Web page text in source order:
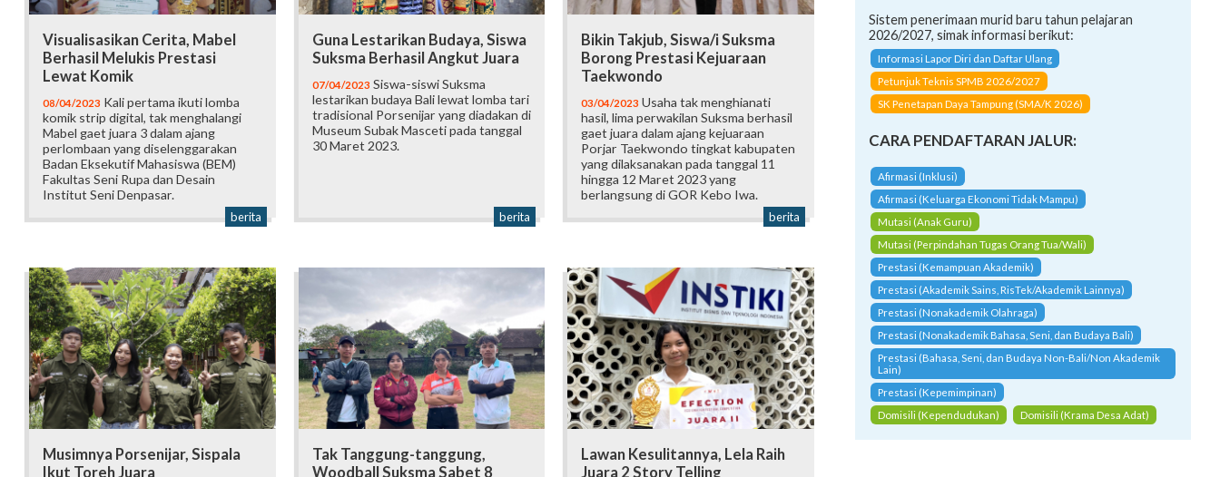
Visualisasikan Cerita, Mabel
Berhasil Melukis Prestasi
Lewat Komik
08/04/2023 Kali pertama ikuti lomba
komik strip digital, tak menghalangi
Mabel gaet juara 3 dalam ajang
perlombaan yang diselenggarakan
Badan Eksekutif Mahasiswa (BEM)
Fakultas Seni Rupa dan Desain
Institut Seni Denpasar.
berita
Guna Lestarikan Budaya, Siswa
Suksma Berhasil Angkut Juara
07/04/2023 Siswa-siswi Suksma
lestarikan budaya Bali lewat lomba tari
tradisional Porsenijar yang diadakan di
Museum Subak Masceti pada tanggal
30 Maret 2023.
berita
Bikin Takjub, Siswa/i Suksma
Borong Prestasi Kejuaraan
Taekwondo
03/04/2023 Usaha tak menghianati
hasil, lima perwakilan Suksma berhasil
gaet juara dalam ajang kejuaraan
Porjar Taekwondo tingkat kabupaten
yang dilaksanakan pada tanggal 11
hingga 12 Maret 2023 yang
berlangsung di GOR Kebo Iwa.
berita
Musimnya Porsenijar, Sispala
Ikut Toreh Juara
Tak Tanggung-tanggung,
Woodball Suksma Sabet 8
Lawan Kesulitannya, Lela Raih
Juara 2 Story Telling
Sistem penerimaan murid baru tahun pelajaran
2026/2027, simak informasi berikut:
Informasi Lapor Diri dan Daftar Ulang
Petunjuk Teknis SPMB 2026/2027
SK Penetapan Daya Tampung (SMA/K 2026)
CARA PENDAFTARAN JALUR:
Afirmasi (Inklusi)
Afirmasi (Keluarga Ekonomi Tidak Mampu)
Mutasi (Anak Guru)
Mutasi (Perpindahan Tugas Orang Tua/Wali)
Prestasi (Kemampuan Akademik)
Prestasi (Akademik Sains, RisTek/Akademik Lainnya)
Prestasi (Nonakademik Olahraga)
Prestasi (Nonakademik Bahasa, Seni, dan Budaya Bali)
Prestasi (Bahasa, Seni, dan Budaya Non-Bali/Non Akademik
Lain)
Prestasi (Kepemimpinan)
Domisili (Kependudukan)
Domisili (Krama Desa Adat)